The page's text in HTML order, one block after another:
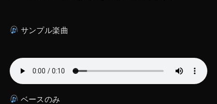
サンプル楽曲
ベースのみ